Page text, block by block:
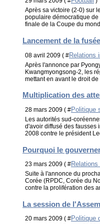
Après sa victoire (2-0) sur
populaire démocratique
finale de la Coupe du
Lancement de la
08 avril 2009 ( #Relations
Après l'annonce par
Kwangmyongsong-2, les
mettant en avant le droit
Multiplication des
28 mars 2009 ( #Politique
Les autorités sud-
d'avoir diffusé des fausses
2008 contre le président
Pourquoi le
23 mars 2009 ( #
Suite à l'annonce du
Corée (RPDC, Corée du
contre la prolifération des
La session de
20 mars 2009 ( #Politique